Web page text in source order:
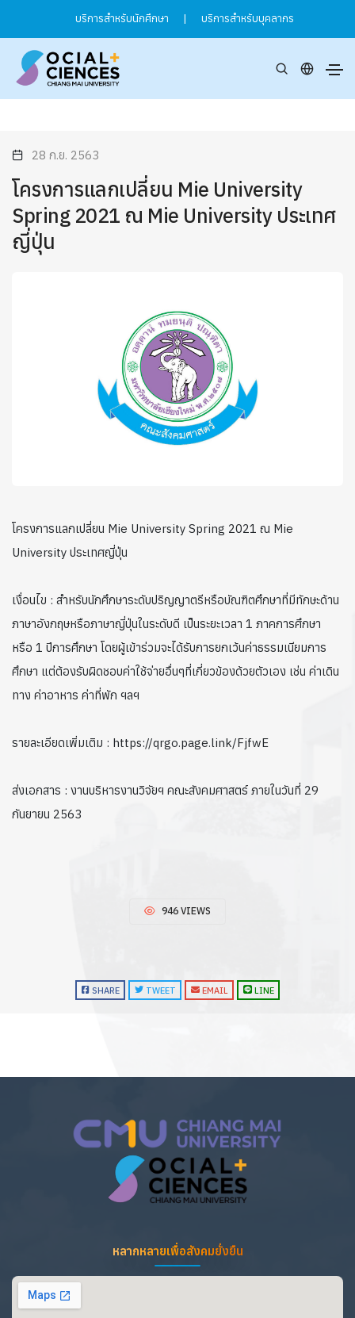
บริการสำหรับนักศึกษา | บริการสำหรับบุคลากร
28 ก.ย. 2563
โครงการแลกเปลี่ยน Mie University
Spring 2021 ณ Mie University ประเทศ
ญี่ปุ่น
โครงการแลกเปลี่ยน Mie University Spring 2021 ณ Mie
University ประเทศญี่ปุ่น
เงื่อนไข : สำหรับนักศึกษาระดับปริญญาตรีหรือบัณฑิตศึกษาที่มีทักษะด้าน
ภาษาอังกฤษหรือภาษาญี่ปุ่นในระดับดี เป็นระยะเวลา 1 ภาคการศึกษา
หรือ 1 ปีการศึกษา โดยผู้เข้าร่วมจะได้รับการยกเว้นค่าธรรมเนียมการ
ศึกษา แต่ต้องรับผิดชอบค่าใช้จ่ายอื่นๆที่เกี่ยวข้องด้วยตัวเอง เช่น ค่าเดิน
ทาง ค่าอาหาร ค่าที่พัก ฯลฯ
รายละเอียดเพิ่มเติม : https://qrgo.page.link/FjfwE
ส่งเอกสาร : งานบริหารงานวิจัยฯ คณะสังคมศาสตร์ ภายในวันที่ 29
กันยายน 2563
946 VIEWS
SHARE TWEET EMAIL LINE
หลากหลายเพื่อสังคมยั่งยืน